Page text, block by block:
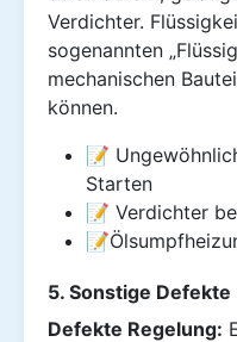
Verdichter.
sogenannten
mechanischen
können.
📝
Starten
📝 Verdichter
5. Sonstige Defekte
Defekte Regelung: